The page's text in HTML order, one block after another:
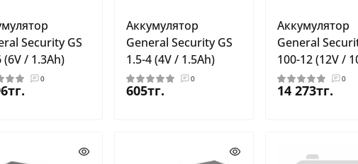
Security GS
(6V / 1.3Ah)
0
Аккумулятор
General Security GS
1.5-4 (4V / 1.5Ah)
0
605тг.
Аккумулятор
General
100-12 (12V /
0
14 273тг.